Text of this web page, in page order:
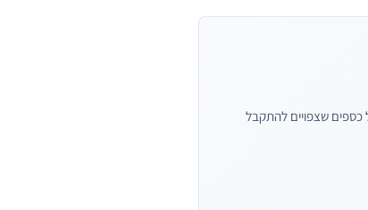
הון כעת בהתבסס על כספים שצפויים להתקבל